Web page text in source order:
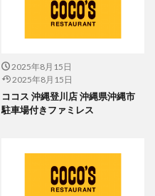
2025年8月15日
2025年8月15日
ココス 沖縄登川店 沖縄県沖縄市
駐車場付きファミレス